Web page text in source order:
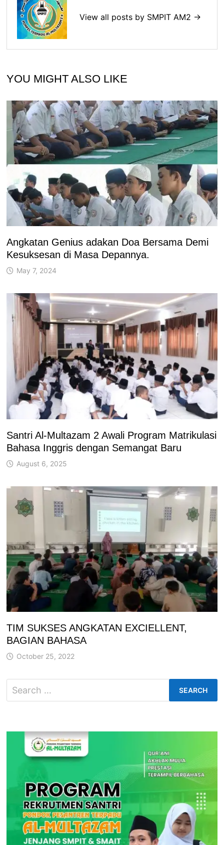
View all posts by SMPIT AM2 →
YOU MIGHT ALSO LIKE
Angkatan Genius adakan Doa Bersama Demi
Kesuksesan di Masa Depannya.
May 7, 2024
Santri Al-Multazam 2 Awali Program Matrikulasi
Bahasa Inggris dengan Semangat Baru
August 6, 2025
TIM SUKSES ANGKATAN EXCIELLENT,
BAGIAN BAHASA
October 25, 2022
Search
for: